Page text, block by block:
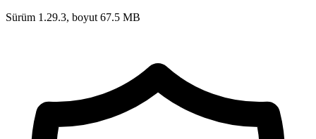
Sürüm 1.29.3, boyut 67.5 MB